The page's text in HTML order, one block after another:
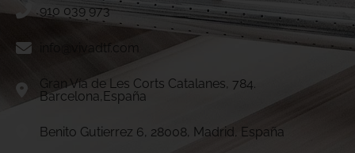
910 039 973
info@vivadtf.com
Gran Vía de Les Corts Catalanes, 784.
Barcelona,España
Benito Gutierrez 6, 28008, Madrid, España